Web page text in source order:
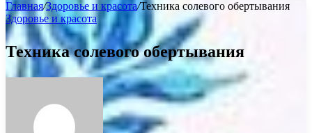
Главная/Здоровье и красота/Техника солевого обертывания
Здоровье и красота
Техника солевого обертывания